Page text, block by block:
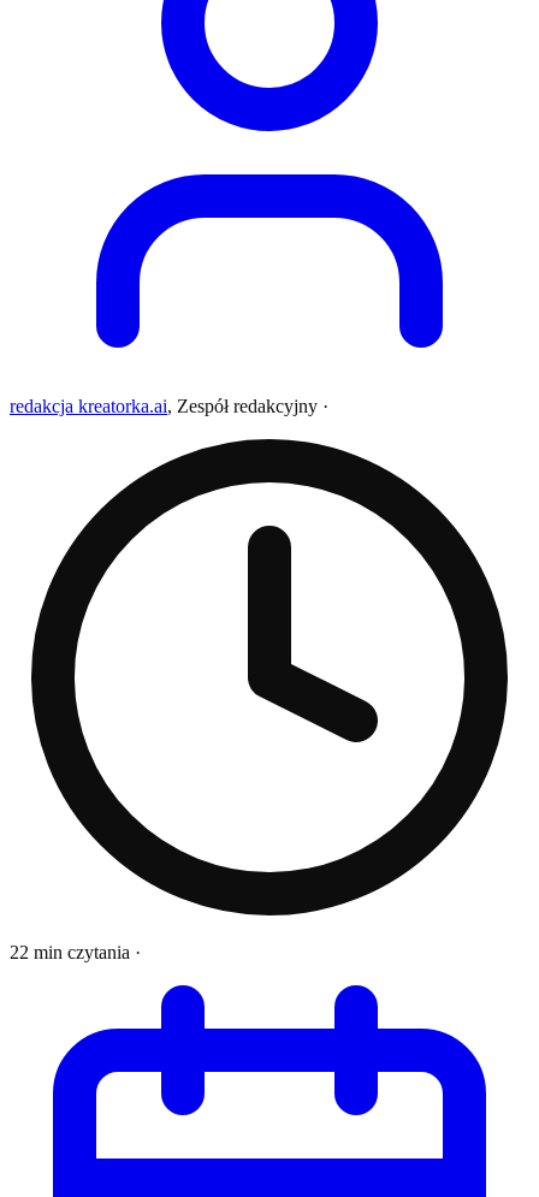
redakcja kreatorka.ai, Zespół redakcyjny ·
22 min czytania ·